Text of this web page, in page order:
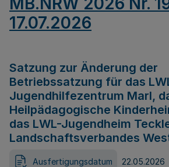
17.07.2026
Satzung zur Änderung der
Betriebssatzung für das
Jugendhilfezentrum Marl,
Heilpädagogische
das LWL-Jugendheim
Landschaftsverbandes
Ausfertigungsdatum 22.05.2026